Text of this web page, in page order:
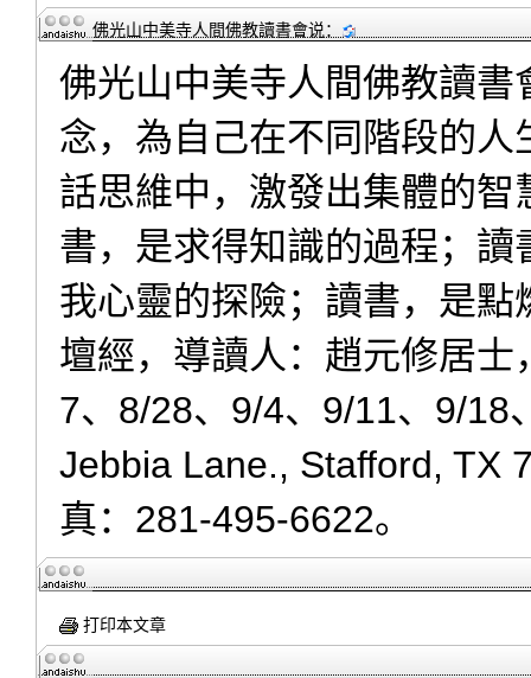
佛光山中美寺人間佛教讀書會说：
佛光山中美寺人間佛教讀
念，為自己在不同階段的
話思維中，激發出集體的
書，是求得知識的過程；
我心靈的探險；讀書，是
壇經，導讀人：趙元修居
7、8/28、9/4、9/11、9/18
Jebbia Lane., Stafford, TX
真：281-495-6622。
打印本文章